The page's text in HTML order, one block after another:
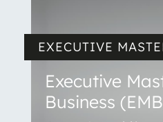
EXECUTIVE
Executive
Business